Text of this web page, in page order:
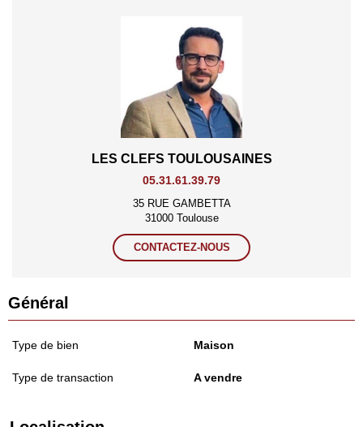
LES CLEFS TOULOUSAINES
05.31.61.39.79
35 RUE GAMBETTA
31000 Toulouse
CONTACTEZ-NOUS
Général
Type de bien Maison
Type de transaction A vendre